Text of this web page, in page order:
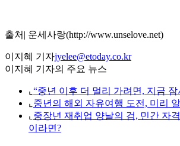
출처| 운세사랑(http://www.unselove.net)
이지혜 기자jyelee@etoday.co.kr
이지혜 기자의 주요 뉴스
⌞ “중년 이후 더 멀리 가려면, 지금
⌞ 중년의 해외 자유여행 도전, 미리
⌞ 중장년 재취업 양날의 검, 민간 자
이라면?